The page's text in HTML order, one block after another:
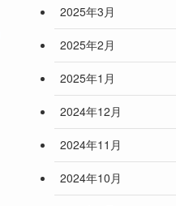
2025年3月
2025年2月
2025年1月
2024年12月
2024年11月
2024年10月